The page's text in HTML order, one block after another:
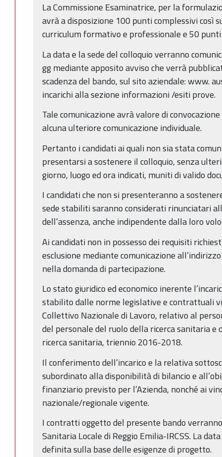
La Commissione Esaminatrice, per la
avrà a disposizione 100 punti complessivi così
curriculum formativo e professionale e 50
La data e la sede del colloquio verranno
gg mediante apposito avviso che verrà
scadenza del bando, sul sito aziendale: www.
incarichi alla sezione informazioni /esiti prove.
Tale comunicazione avrà valore di
alcuna ulteriore comunicazione individuale.
Pertanto i candidati ai quali non sia stata
presentarsi a sostenere il colloquio, senza
giorno, luogo ed ora indicati, muniti di valido
I candidati che non si presenteranno a
sede stabiliti saranno considerati rinunciatari
dell’assenza, anche indipendente dalla loro
Ai candidati non in possesso dei requisiti
esclusione mediante comunicazione
nella domanda di partecipazione.
Lo stato giuridico ed economico inerente
stabilito dalle norme legislative e contrattuali
Collettivo Nazionale di Lavoro, relativo al
del personale del ruolo della ricerca sanitaria
ricerca sanitaria, triennio 2016-2018.
Il conferimento dell’incarico e la relativa
subordinato alla disponibilità di bilancio e
finanziario previsto per l’Azienda, nonché ai
nazionale/regionale vigente.
I contratti oggetto del presente bando
Sanitaria Locale di Reggio Emilia-IRCSS. La
definita sulla base delle esigenze di progetto.